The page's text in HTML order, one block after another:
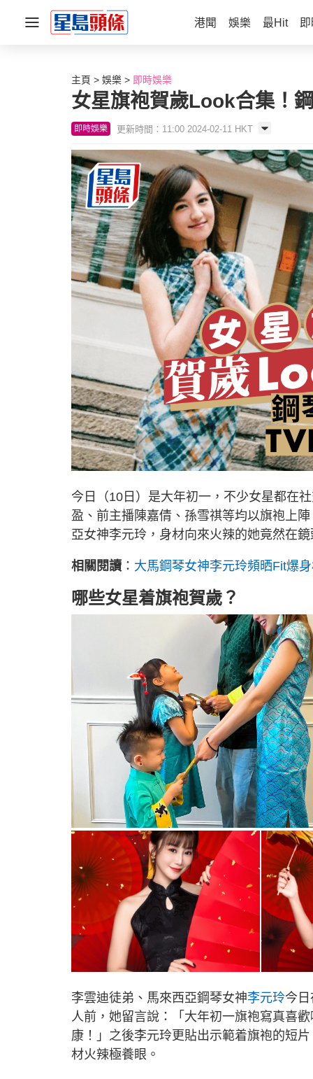
港聞 娛樂 最Hit
主頁 娛樂 即時娛樂
女星旗袍賀歲Look合集！
即時娛樂 更新時間：11:00 2024-02-11 HKT
今日（10日）是大年初一，不少女星都在
盈、前主播陳嘉倩、孫雪祺等均以旗袍上
亞女神李元玲，身材向來火辣的她竟然在
相關閱讀 ： 大馬鋼琴女神李元玲頻晒Fit爆
哪些女星着旗袍賀歲？
李雲迪徒弟、馬來西亞鋼琴女神李元玲今
人前，她留言說：「大年初一旗袍寫真喜
康！」之後李元玲更貼出示範着旗袍的短
材火辣極養眼。